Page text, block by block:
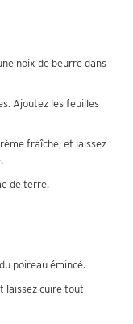
noix de beurre dans
Ajoutez les feuilles
fraîche, et laissez
de terre.
poireau émincé.
laissez cuire tout